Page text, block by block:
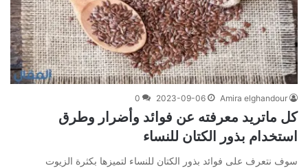
Amira elghandour
2023-09-06
0
كل ماتريد معرفته عن فوائد وأضرار وطرق
استخدام بذور الكتان للنساء
سوف نتعرف على فوائد بذور الكتان للنساء لتميزها بكثرة الزيوت